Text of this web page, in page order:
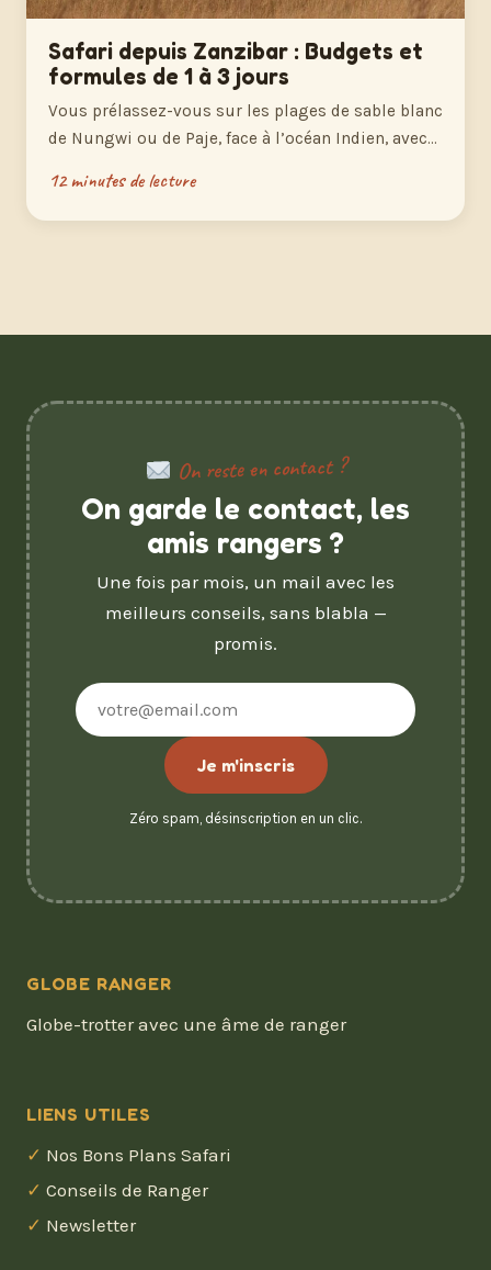
Safari depuis Zanzibar : Budgets et
formules de 1 à 3 jours
Vous prélassez-vous sur les plages de sable blanc
de Nungwi ou de Paje, face à l’océan Indien, avec…
12 minutes de lecture
On reste en contact ?
On garde le contact, les
amis rangers ?
Une fois par mois, un mail avec les
meilleurs conseils, sans blabla —
promis.
mail
Je m'inscris
Zéro spam, désinscription en un clic.
GLOBE RANGER
Globe-trotter avec une âme de ranger
LIENS UTILES
Nos Bons Plans Safari
Conseils de Ranger
Newsletter